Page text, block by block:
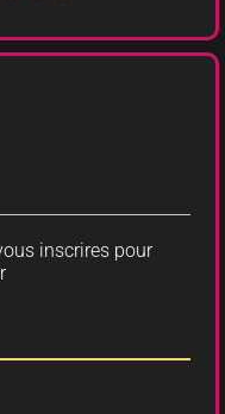
inscrires pour